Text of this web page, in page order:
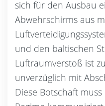
sich für den Ausbau
Abwehrschirms aus
und den baltischen
Luftraumverstoß ist
unverzüglich mit
Diese Botschaft